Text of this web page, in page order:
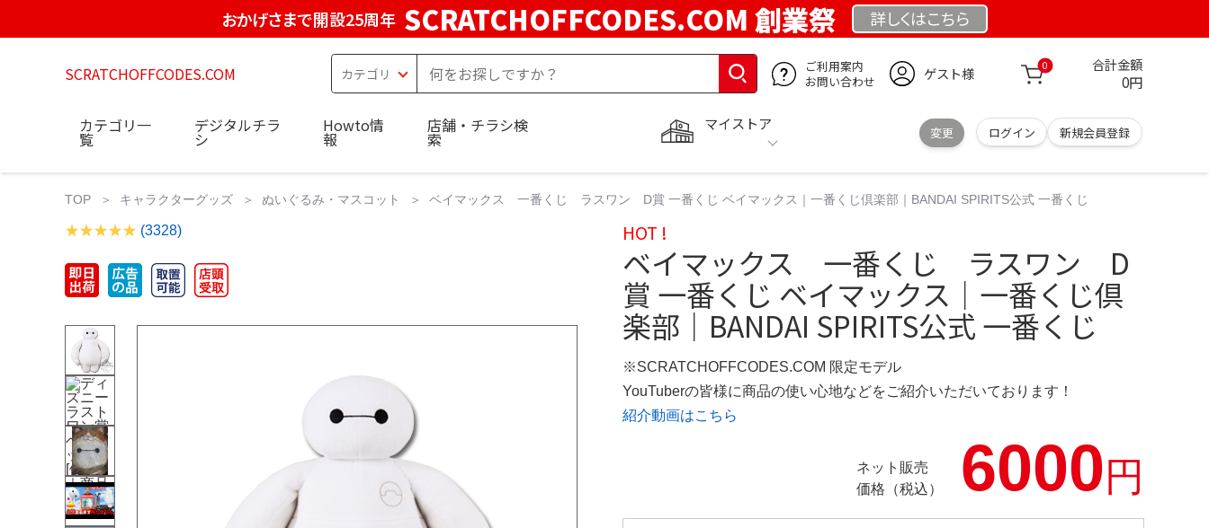
おかげさまで開設25周年 SCRATCHOFFCODES.COM 創業祭 詳しくはこちら
SCRATCHOFFCODES.COM
ご利用案内
お問い合わせ
ゲスト様 0 合計金額
0円
マイストア
変更 ログイン 新規会員登録
カテゴリ一
覧
デジタルチラ
シ
Howto情
報
店舗・チラシ検
索
TOP キャラクターグッズ ぬいぐるみ・マスコット ベイマックス 一番くじ ラスワン D賞 一番くじ ベイマックス｜一番くじ倶楽部｜BANDAI SPIRITS公式 一番くじ
(3328) HOT !
ベイマックス 一番くじ ラスワン D
賞 一番くじ ベイマックス｜一番くじ倶
楽部｜BANDAI SPIRITS公式 一番くじ
※SCRATCHOFFCODES.COM 限定モデル
YouTuberの皆様に商品の使い心地などをご紹介いただいております！
紹介動画はこちら
ネット販売
価格（税込）
6000円